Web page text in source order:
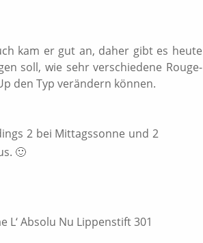
kam er gut an, daher gibt es heute
soll, wie sehr verschiedene Rouge-
den Typ verändern können.
2 bei Mittagssonne und 2
🙂
L‘ Absolu Nu Lippenstift 301